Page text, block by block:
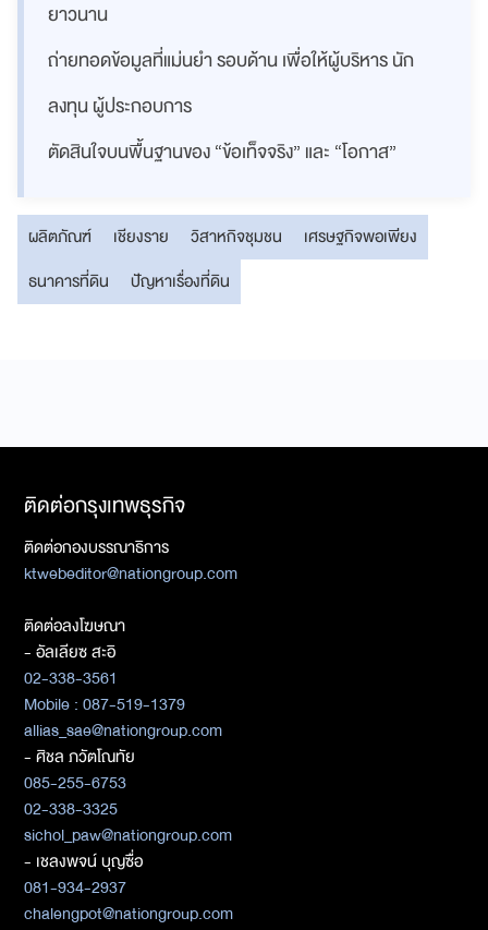
ยาวนาน
ถ่ายทอดข้อมูลที่แม่นยำ รอบด้าน เพื่อให้ผู้บริหาร นัก
ลงทุน ผู้ประกอบการ
ตัดสินใจบนพื้นฐานของ “ข้อเท็จจริง” และ “โอกาส”
ผลิตภัณฑ์ เชียงราย วิสาหกิจชุมชน
เศรษฐกิจพอเพียง
ธนาคารที่ดิน
ปัญหาเรื่องที่ดิน
ติดต่อกรุงเทพธุรกิจ
ติดต่อกองบรรณาธิการ
ktwebeditor@nationgroup.com
ติดต่อลงโฆษณา
- อัลเลียซ สะอิ
02-338-3561
Mobile : 087-519-1379
allias_sae@nationgroup.com
- ศิชล ภวัตโณทัย
085-255-6753
02-338-3325
sichol_paw@nationgroup.com
- เชลงพจน์ บุญซื่อ
081-934-2937
chalengpot@nationgroup.com